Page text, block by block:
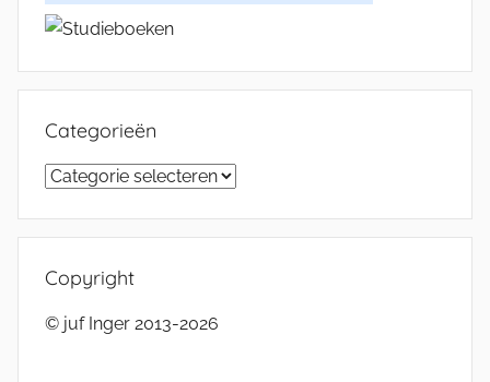
Categorieën
Categorieën
Copyright
© juf Inger 2013-2026